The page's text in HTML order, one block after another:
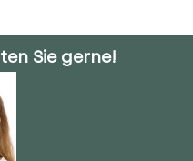
Sie gerne!